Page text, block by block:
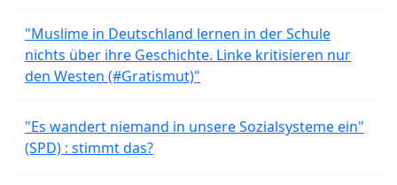
"Muslime in Deutschland lernen in der Schule
nichts über ihre Geschichte. Linke kritisieren nur
den Westen (#Gratismut)"
"Es wandert niemand in unsere Sozialsysteme ein"
(SPD) : stimmt das?